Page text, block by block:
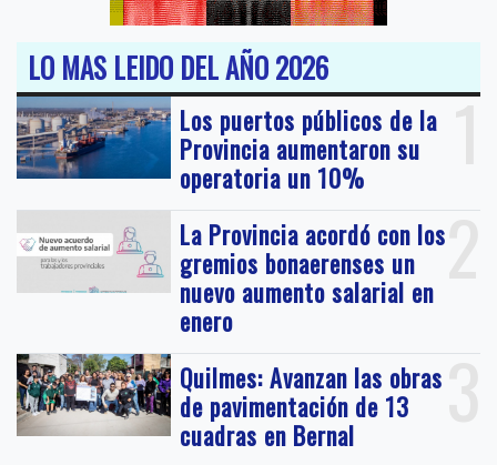
LO MAS LEIDO DEL AÑO 2026
1
Los puertos públicos de la
Provincia aumentaron su
operatoria un 10%
2
La Provincia acordó con los
gremios bonaerenses un
nuevo aumento salarial en
enero
3
Quilmes: Avanzan las obras
de pavimentación de 13
cuadras en Bernal